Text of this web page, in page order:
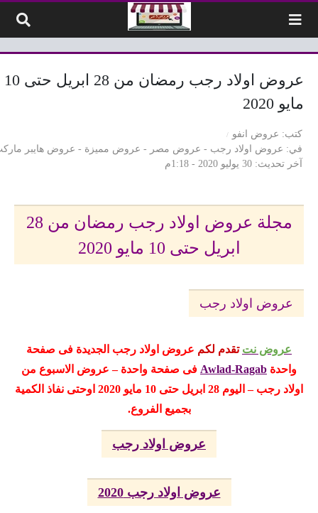
عروض اولاد رجب رمضان من 28 ابريل حتى 10
مايو 2020
كتب
عروض انفو
في
عروض اولاد رجب - عروض مصر - عروض مميزة - عروض هايبر
آخر تحديث 30 يوليو 2020 - 1:18م
مجلة عروض اولاد رجب رمضان من 28
ابريل حتى 10 مايو 2020
عروض اولاد رجب
عروض نت تقدم لكم عروض اولاد رجب الجديدة فى صفحة
واحدة Awlad-Ragab فى صفحة واحدة – عروض الاسبوع من
اولاد رجب – اليوم 28 ابريل حتى 10 مايو 2020
اوحتى نفاذ الكمية
بجميع الفروع.
عروض اولاد رجب
عروض اولاد رجب 2020